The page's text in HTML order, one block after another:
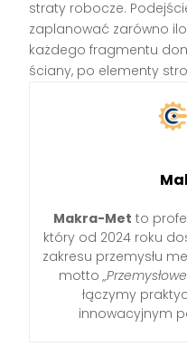
straty robocze.
zaplanować zarówno
każdego fragmentu
ściany, po elementy
Makra-Met to
który od 2024 roku
zakresu przemysłu
motto
łączymy
innowacyjnym